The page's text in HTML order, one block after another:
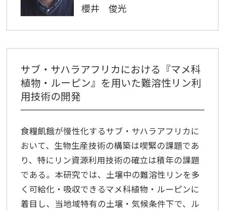
櫻井 俊光
サブ・サハラアフリカにおける『マメ科
植物・ルーピン』を用いた難溶性リン利
用技術の開発
食糧飢餓が慢性化するサブ・サハラアフリカに
おいて、生物生産技術の構築は喫緊の課題であ
り、特にリン資源利用技術の確立は積年の課題
である。本研究では、土壌中の難溶性リンを多
く可給化・吸収できるマメ科植物・ルーピンに
着目し、当地域特有の土壌・気候条件下で、ル